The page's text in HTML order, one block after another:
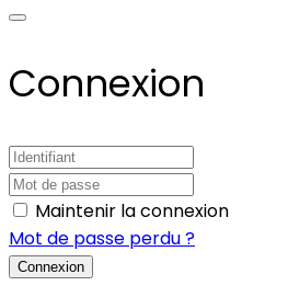
Connexion
Maintenir la connexion
Mot de passe perdu ?
Connexion